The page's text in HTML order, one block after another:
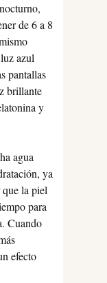
de 6 a 8
azul
pantallas
brillante
y
agua
ya
que la piel
para
Cuando
efecto